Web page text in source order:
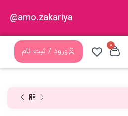
amo.zakariya@
0
ورود / ثبت نام